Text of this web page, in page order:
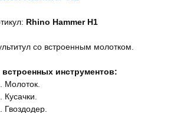
Rhino Hammer H1
со встроенным молотком.
встроенных инструментов:
Молоток.
Кусачки.
Гвоздодер.